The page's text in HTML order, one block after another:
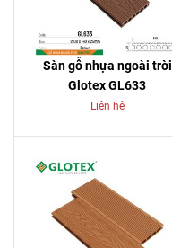
Sàn gỗ nhựa ngoài trời
Glotex GL633
Liên hệ